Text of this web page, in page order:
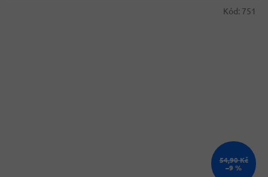
54,90 Kč
–9 %
Kód: 751